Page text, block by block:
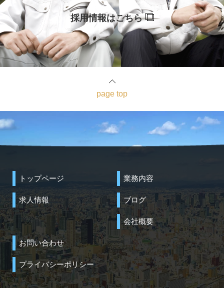
採用情報はこちら
page top
トップページ 業務内容
求人情報 ブログ
会社概要
お問い合わせ
プライバシーポリシー